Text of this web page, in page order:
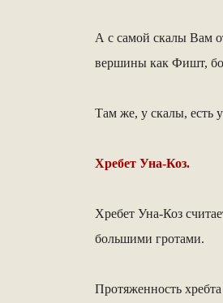
А с самой скалы Вам
вершины как Фишт,
Там же, у скалы, есть
Хребет Уна-Коз.
Хребет Уна-Коз
большими гротами.
Протяженность